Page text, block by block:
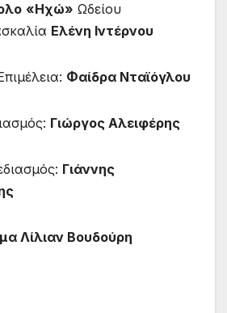
«Ηχώ» Ωδείου
Ελένη Ιντέρνου
Φαίδρα Νταϊόγλου
Γιώργος Αλειφέρης
Γιάννης
Λίλιαν Βουδούρη